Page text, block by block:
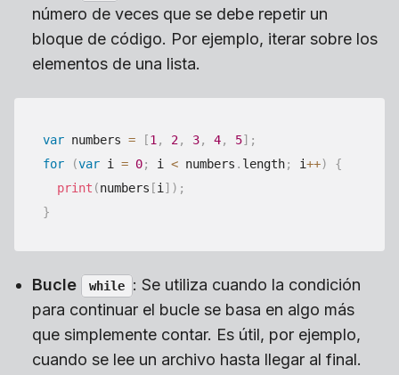
número de veces que se debe repetir un
bloque de código. Por ejemplo, iterar sobre los
elementos de una lista.
var numbers = [1, 2, 3, 4, 5] ;
for
(var i = 0; i < numbers . length; i++)
{
print (numbers [i] ) ;
}
Bucle while
: Se utiliza cuando la condición
para continuar el bucle se basa en algo más
que simplemente contar. Es útil, por ejemplo,
cuando se lee un archivo hasta llegar al final.